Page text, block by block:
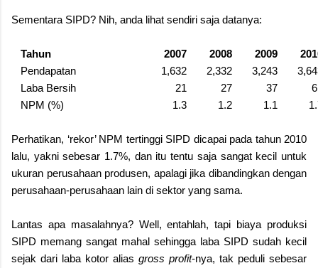
Sementara SIPD? Nih, anda lihat sendiri saja datanya:
Tahun 2007 2008 2009
Pendapatan
1,632 2,332 3,243
Laba Bersih
21 27 37
NPM (%)
1.3 1.2 1.1
Perhatikan, ‘rekor’ NPM tertinggi SIPD dicapai pada tahun 2010
lalu, yakni sebesar 1.7%, dan itu tentu saja sangat kecil untuk
ukuran perusahaan produsen, apalagi jika dibandingkan dengan
perusahaan-perusahaan lain di sektor yang sama.
Lantas apa masalahnya? Well, entahlah, tapi biaya produksi
SIPD memang sangat mahal sehingga laba SIPD sudah kecil
sejak dari laba kotor alias gross profit-nya, tak peduli sebesar